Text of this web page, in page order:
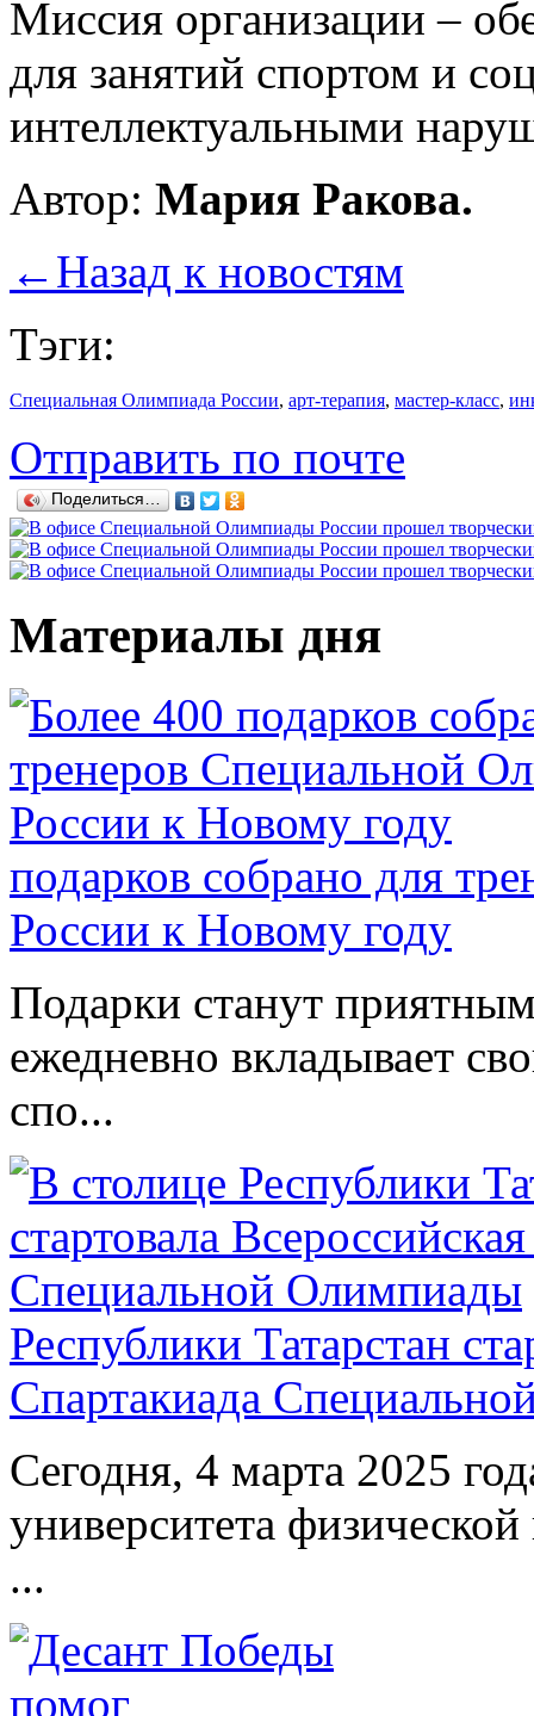
Миссия организации –
для занятий спортом и
интеллектуальными
Автор: Мария Ракова.
← Назад к новостям
Тэги:
Специальная Олимпиада России, арт-терапия, мастер-класс,
Отправить по почте
Поделиться…
Материалы дня
подарков собрано для
России к Новому году
Подарки станут
ежедневно вкладывает
спо...
Республики Татарстан
Спартакиада
Сегодня, 4 марта 2025
университета
...